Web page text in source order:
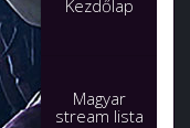
Kezdőlap
Magyar
stream lista